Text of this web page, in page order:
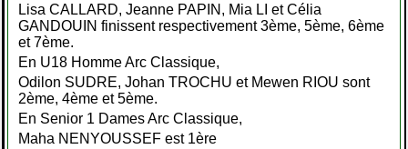
Lisa CALLARD, Jeanne PAPIN, Mia LI et Célia
GANDOUIN finissent respectivement 3ème, 5ème, 6ème
et 7ème.
En U18 Homme Arc Classique,
Odilon SUDRE, Johan TROCHU et Mewen RIOU sont
2ème, 4ème et 5ème.
En Senior 1 Dames Arc Classique,
Maha NENYOUSSEF est 1ère